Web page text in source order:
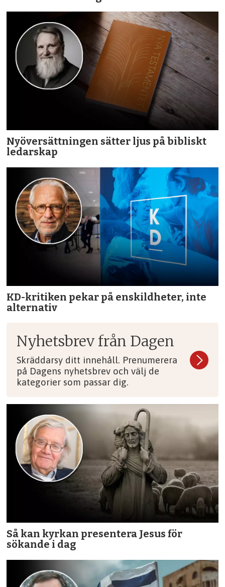
Nyöversättningen sätter ljus på bibliskt
ledarskap
KD-kritiken pekar på enskildheter, inte
alternativ
Nyhetsbrev från Dagen
Skräddarsy ditt innehåll. Prenumerera
på Dagens nyhetsbrev och välj de
kategorier som passar dig.
Så kan kyrkan presentera Jesus för
sökande i dag